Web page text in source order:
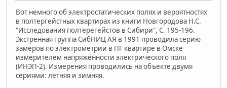
Вот немного об электростатических полях и вероятностях
в полтергейстных квартирах из книги Новгородова Н.С.
"Исследования полтерегейстов в Сибири", С. 195-196.
Экстренная группа СибНИЦ АЯ в 1991 проводила серию
замеров по электрометрии в ПГ квартире в Омске
измерителем напряжённости электрического поля
(ИНЭП-2). Измерения проводились на объекте двумя
сериями: летняя и зимняя.